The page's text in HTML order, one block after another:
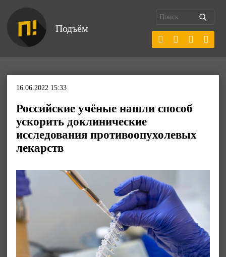
Подъём
16.06.2022 15:33
Российские учёные нашли способ
ускорить доклинические
исследования противоопухолевых
лекарств